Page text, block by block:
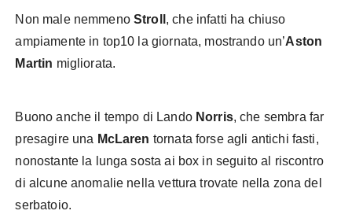
Non male nemmenoStroll , che infatti ha chiuso
ampiamente in top10 la giornata, mostrando un’Aston
Martin migliorata.
Buono anche il tempo di Lando Norris, che sembra far
presagire una McLaren tornata forse agli antichi fasti,
nonostante la lunga sosta ai box in seguito al riscontro
di alcune anomalie nella vettura trovate nella zona del
serbatoio.